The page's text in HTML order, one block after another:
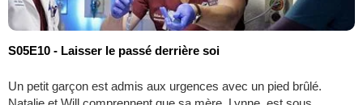
S05E10 - Laisser le passé derrière soi
Un petit garçon est admis aux urgences avec un pied brûlé.